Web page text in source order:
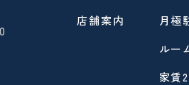
店舗案内
月極
ルー
家賃